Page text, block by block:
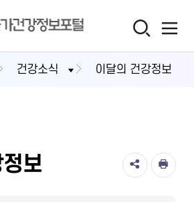
건강소식 이달의 건강정보
보